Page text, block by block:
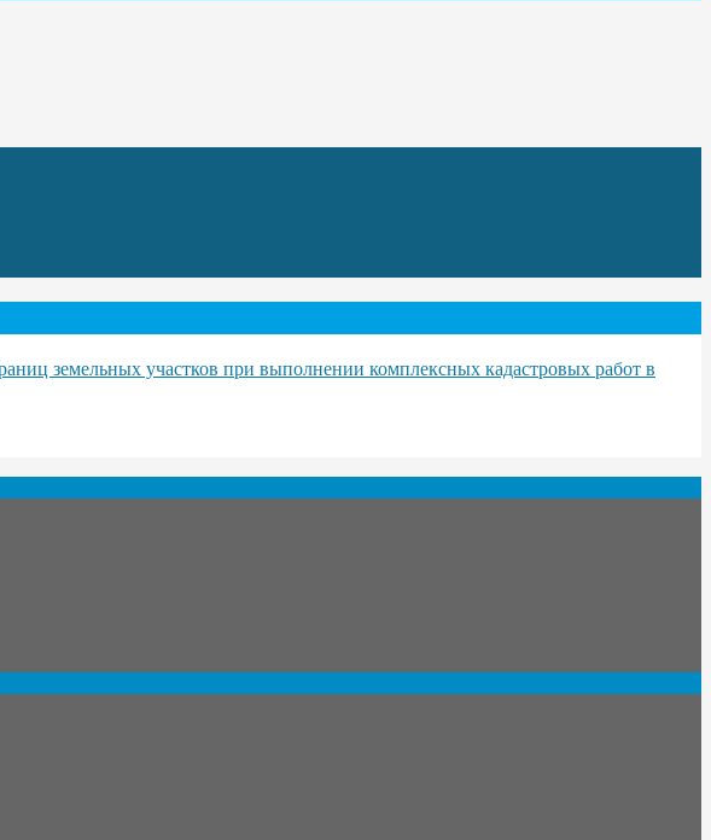
земельных участков при выполнении комплексных кадастровых работ в